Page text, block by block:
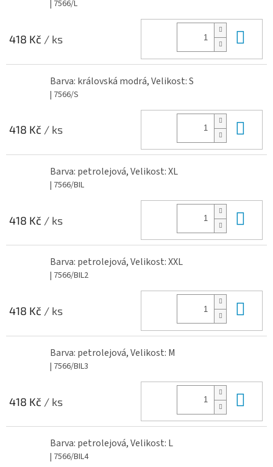
| 7566/L
418 Kč / ks
Barva: královská modrá, Velikost: S
| 7566/S
418 Kč / ks
Barva: petrolejová, Velikost: XL
| 7566/BIL
418 Kč / ks
Barva: petrolejová, Velikost: XXL
| 7566/BIL2
418 Kč / ks
Barva: petrolejová, Velikost: M
| 7566/BIL3
418 Kč / ks
Barva: petrolejová, Velikost: L
| 7566/BIL4